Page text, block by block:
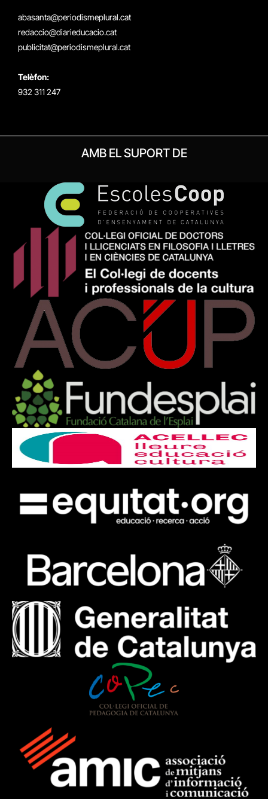
abasanta@periodismeplural.cat
redaccio@diarieducacio.cat
publicitat@periodismeplural.cat
Telèfon:
932 311 247
AMB EL SUPORT DE